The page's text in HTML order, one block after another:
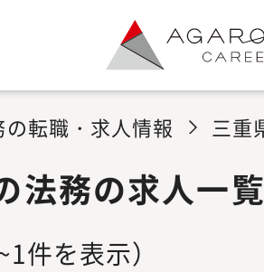
の転職・求人情報 三重
法務の求人一
件を表示）